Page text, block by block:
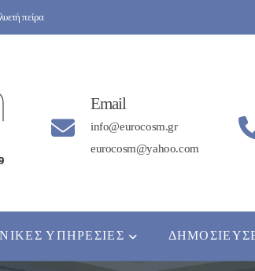
πείρα
Email
info@eurocosm.gr
eurocosm@yahoo.com
ΥΠΗΡΕΣΊΕΣ